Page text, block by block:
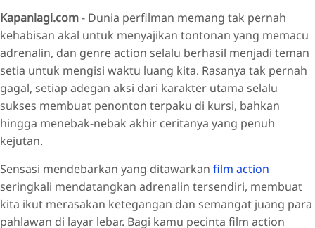
MISSION: IMPOSSIBLE THE FINAL RECKONING (2025)
SUPERMAN (2025)
CAPTAIN AMERICA: BRAVE NEW WORLD (2025)
F1: THE MOVIE (2025)
BALLERINA (2025)
THUNDERBOLTS* (2025)
THE FANTASTIC FOUR: FIRST STEPS (2025)
KINGDOM OF THE PLANET OF THE APES (2025)
NOBODY 2 (2025)
HAVOC (2025)
Kapanlagi.com- Dunia perfilman memang tak pernah
kehabisan akal untuk menyajikan tontonan yang memacu
adrenalin, dan genre action selalu berhasil menjadi teman
setia untuk mengisi waktu luang kita. Rasanya tak pernah
gagal, setiap adegan aksi dari karakter utama selalu
sukses membuat penonton terpaku di kursi, bahkan
hingga menebak-nebak akhir ceritanya yang penuh
kejutan.
Sensasi mendebarkan yang ditawarkan film action
seringkali mendatangkan adrenalin tersendiri, membuat
kita ikut merasakan ketegangan dan semangat juang para
pahlawan di layar lebar. Bagi kamu pecinta film action